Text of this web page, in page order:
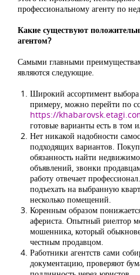
профессиональному агенту по
Какие существуют
агентом?
Самыми главными
являются следующие.
Широкий ассортимент
примеру, можно перейти по
https://
готовые варианты есть в том
Нет никакой надобности
подходящих вариантов.
обязанность найти
объявлений, звонки
работу отвечает
подъехать на выбранную
несколько помещений.
Коренным образом
афериста. Опытный риелтор
мошенника, который
честным продавцом.
Работники агентств сами
документацию, проверяют